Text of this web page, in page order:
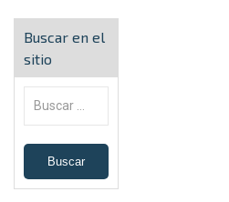
Buscar en el
sitio